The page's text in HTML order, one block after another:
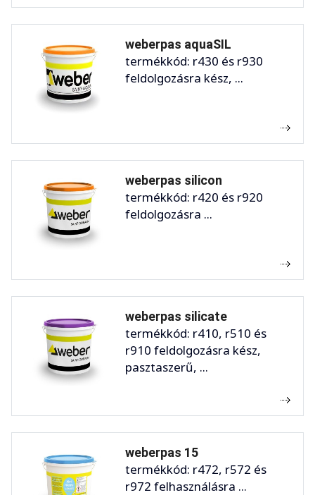
weberpas aquaSIL
termékkód: r430 és r930
feldolgozásra kész, ...
weberpas silicon
termékkód: r420 és r920
feldolgozásra ...
weberpas silicate
termékkód: r410, r510 és
r910 feldolgozásra kész,
pasztaszerű, ...
weberpas 15
termékkód: r472, r572 és
r972 felhasználásra ...